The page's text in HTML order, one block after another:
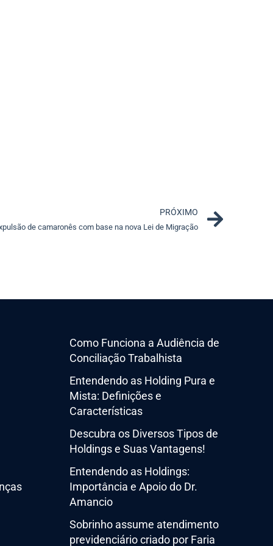
PRÓXIMO
de camaronês com base na nova Lei de Migração
Como Funciona a Audiência de
Conciliação Trabalhista
Entendendo as Holding Pura e
Mista: Definições e
Características
Descubra os Diversos Tipos de
Holdings e Suas Vantagens!
Entendendo as Holdings:
Importância e Apoio do Dr.
Amancio
Sobrinho assume atendimento
previdenciário criado por Faria